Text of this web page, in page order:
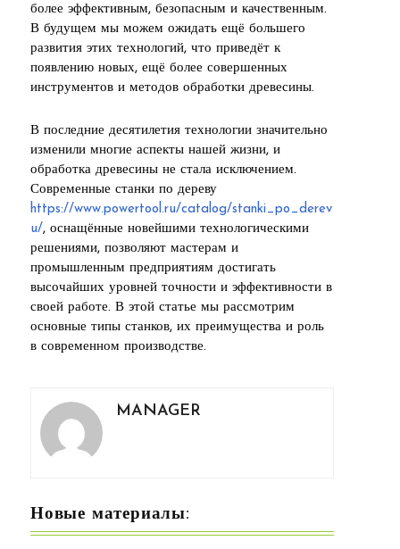
более эффективным, безопасным и качественным.
В будущем мы можем ожидать ещё большего
развития этих технологий, что приведёт к
появлению новых, ещё более совершенных
инструментов и методов обработки древесины.
В последние десятилетия технологии значительно
изменили многие аспекты нашей жизни, и
обработка древесины не стала исключением.
Современные станки по дереву
https://www.powertool.ru/catalog/stanki_po_derev
u/, оснащённые новейшими технологическими
решениями, позволяют мастерам и
промышленным предприятиям достигать
высочайших уровней точности и эффективности в
своей работе. В этой статье мы рассмотрим
основные типы станков, их преимущества и роль
в современном производстве.
MANAGER
Новые материалы: